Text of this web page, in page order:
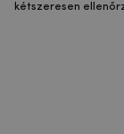
kétszeresen